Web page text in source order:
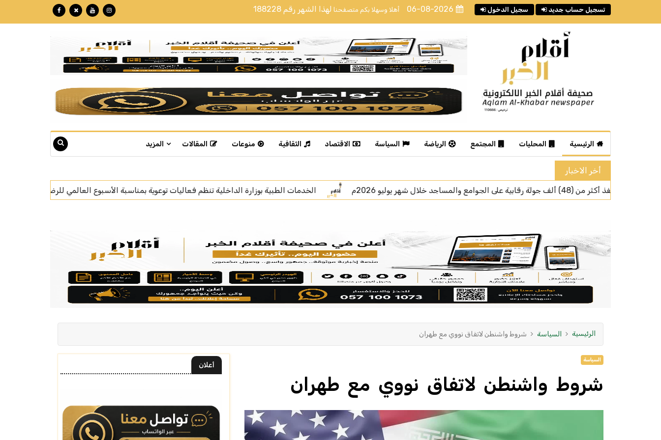
أهلا وسهلا بكم متصفحنا لهذا الشهر رقم 188228 06-08-2026 سجيل الدخول تسجيل حساب جديد
الرئيسية المحليات المجتمع الرياضة السياسة الاقتصاد الثقافية منوعات المقالات المزيد
أخر الاخبار
الخدمات الطبية بوزارة الداخلية تنظم فعاليات توعوية بمناسبة الأسبوع العالمي للرضاعة الطبيعية السيرة الذاتية للواء البحري الركن
الرئيسية السياسة شروط واشنطن لاتفاق نووي مع طهران
السياسة
شروط واشنطن لاتفاق نووي مع طهران
أعلان